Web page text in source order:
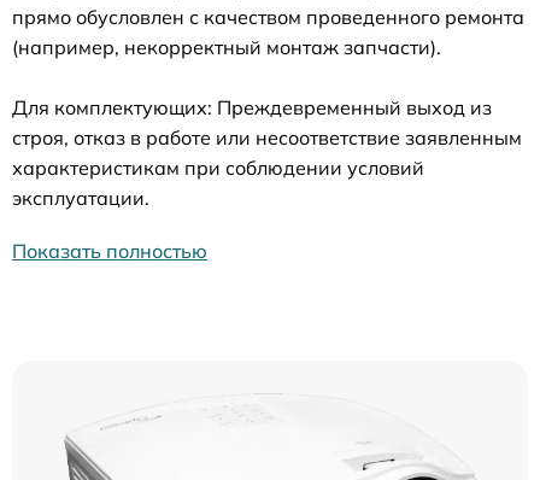
прямо обусловлен с качеством проведенного ремонта
(например, некорректный монтаж запчасти).
Для комплектующих: Преждевременный выход из
строя, отказ в работе или несоответствие заявленным
характеристикам при соблюдении условий
эксплуатации.
Показать полностью